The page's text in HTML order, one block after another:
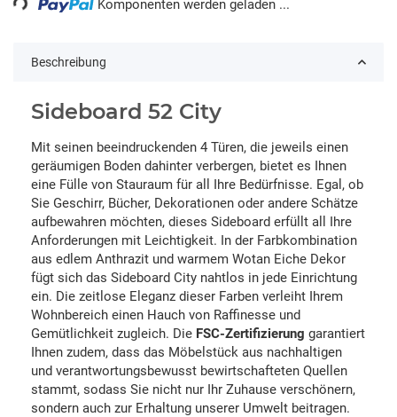
Komponenten werden geladen ...
Beschreibung
Sideboard 52 City
Mit seinen beeindruckenden 4 Türen, die jeweils einen
geräumigen Boden dahinter verbergen, bietet es Ihnen
eine Fülle von Stauraum für all Ihre Bedürfnisse. Egal, ob
Sie Geschirr, Bücher, Dekorationen oder andere Schätze
aufbewahren möchten, dieses Sideboard erfüllt all Ihre
Anforderungen mit Leichtigkeit. In der Farbkombination
aus edlem Anthrazit und warmem Wotan Eiche Dekor
fügt sich das Sideboard City nahtlos in jede Einrichtung
ein. Die zeitlose Eleganz dieser Farben verleiht Ihrem
Wohnbereich einen Hauch von Raffinesse und
Gemütlichkeit zugleich. Die FSC-Zertifizierung garantiert
Ihnen zudem, dass das Möbelstück aus nachhaltigen
und verantwortungsbewusst bewirtschafteten Quellen
stammt, sodass Sie nicht nur Ihr Zuhause verschönern,
sondern auch zur Erhaltung unserer Umwelt beitragen.